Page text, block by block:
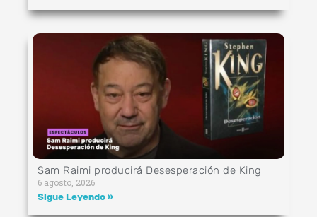
Sam Raimi producirá Desesperación de King
6 agosto, 2026
Sigue Leyendo »